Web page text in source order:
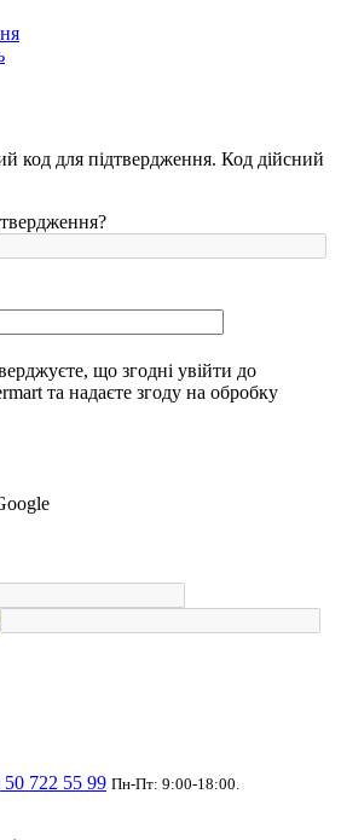
код для підтвердження. Код дійсний
що згодні увійти до
та надаєте згоду на обробку
50 722 55 99 Пн-Пт: 9:00-18:00.